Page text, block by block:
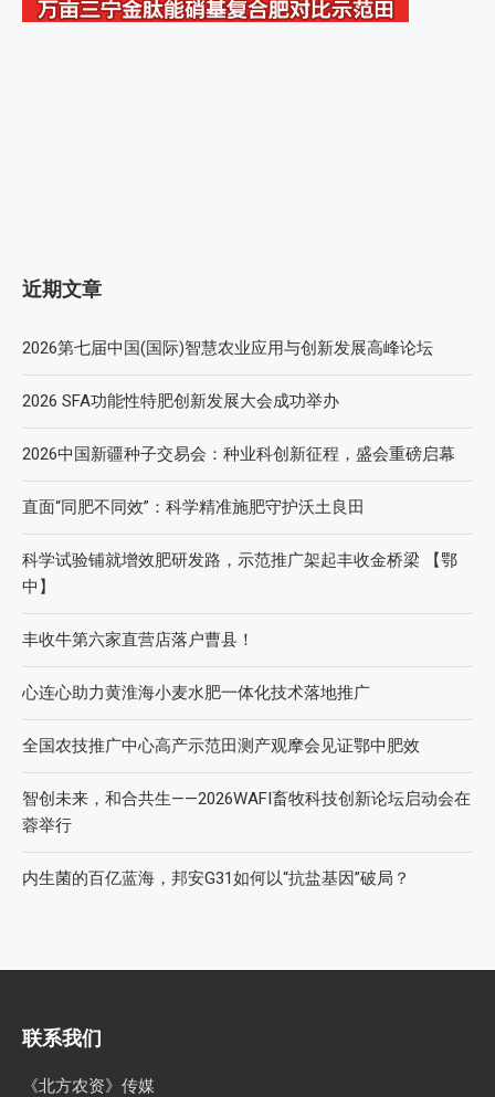
近期文章
2026第七届中国(国际)智慧农业应用与创新发展高峰论坛
2026 SFA功能性特肥创新发展大会成功举办
2026中国新疆种子交易会：种业科创新征程，盛会重磅启幕
直面“同肥不同效”：科学精准施肥守护沃土良田
科学试验铺就增效肥研发路，示范推广架起丰收金桥梁 【鄂
中】
丰收牛第六家直营店落户曹县！
心连心助力黄淮海小麦水肥一体化技术落地推广
全国农技推广中心高产示范田测产观摩会见证鄂中肥效
智创未来，和合共生——2026WAFI畜牧科技创新论坛启动会在
蓉举行
内生菌的百亿蓝海，邦安G31如何以“抗盐基因”破局？
联系我们
《北方农资》传媒